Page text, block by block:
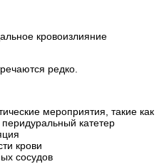
кровоизлияние
редко.
мероприятия, такие как
катетер
крови
сосудов